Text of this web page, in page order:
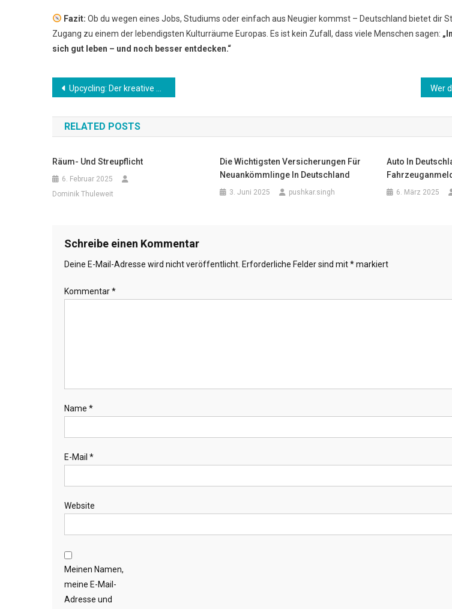
Fazit: Ob du wegen eines Jobs, Studiums oder einfach aus Neugier kommst – Deutschland bietet dir
Zugang zu einem der lebendigsten Kulturräume Europas. Es ist kein Zufall, dass viele Menschen sagen:
sich gut leben – und noch besser entdecken.“
Beitrags-
Navigation
Upcycling: Der kreative Weg zu mehr Nachhaltigkeit
RELATED POSTS
Räum- Und Streupflicht
6. Februar 2025
Dominik Thuleweit
Die Wichtigsten Versicherungen Für
Neuankömmlinge In Deutschland
3. Juni 2025 pushkar.singh
Auto In
6. März 2025
Schreibe einen Kommentar
Deine E-Mail-Adresse wird nicht veröffentlicht. Erforderliche Felder sind mit*markiert
Kommentar*
Name *
E-Mail *
Website
Meinen Namen,
meine E-Mail-
Adresse und